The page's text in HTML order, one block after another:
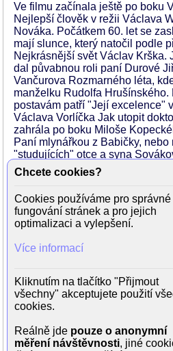
Ve filmu začínala ještě po boku
Nejlepší člověk v režii Václava
Nováka. Počátkem 60. let se
mají slunce, který natočil podle
Nejkrásnější svět Václav Krška.
dal půvabnou roli paní Durové
Vančurova Rozmarného léta,
manželku Rudolfa Hrušínského.
postavám patří "Její excelence"
Václava Vorlíčka Jak utopit
zahrála po boku Miloše
Paní mlynářkou z Babičky, nebo
"studujících" otce a syna
podejte mi pero!.
Výrazně se zapsala i v
vichřici či v Holkách z
také v televizi, hrála například v
pražského. Její nejslavnější
srdcí diváků, už ale asi navždy
laskavá a starostlivá maminka
prvních čtyřech dílech filmové
V třiadvaceti letech se vdala za
herce Štěpána Zemánka, brzy
už se nevdala, i když o ctitele
roce 1962 se seznámila s
nímž měla vztah na dálku a
Chcete cookies?
Cookies používáme pro správné
fungování stránek a pro jejich
optimalizaci a vylepšení.
Více informací
Kliknutím na tlačítko "Přijmout
všechny" akceptujete použití
cookies.
Reálně jde pouze o anonymní
měření návštěvnosti, jiné